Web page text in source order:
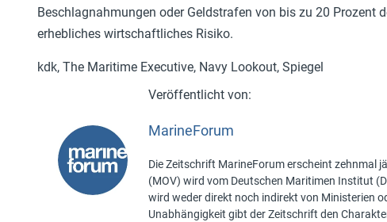
Beschlagnahmungen oder Geldstrafen von bis zu 20 Prozent
erhebliches wirtschaftliches Risiko.
kdk, The Maritime Executive, Navy Lookout, Spiegel
MarineForum
Die Zeitschrift MarineForum erscheint zehnmal
(MOV) wird vom Deutschen Maritimen Institut
wird weder direkt noch indirekt von Ministerien
Unabhängigkeit gibt der Zeitschrift den